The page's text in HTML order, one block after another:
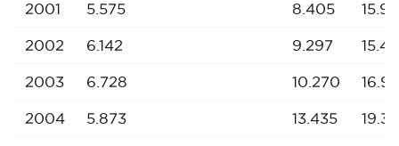
2001 5.575 8.405
2002 6.142 9.297
2003 6.728 10.270
2004 5.873 13.435